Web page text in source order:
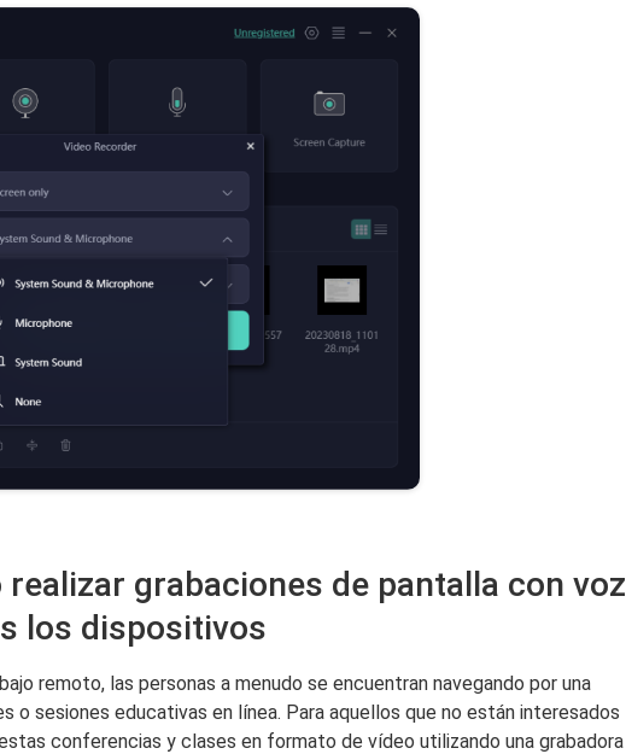
realizar grabaciones de pantalla con voz
los dispositivos
remoto, las personas a menudo se encuentran navegando por una
o sesiones educativas en línea. Para aquellos que no están interesados
conferencias y clases en formato de vídeo utilizando una grabadora